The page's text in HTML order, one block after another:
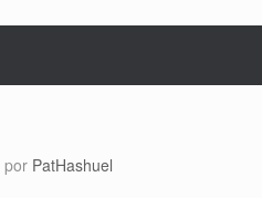
por PatHashuel